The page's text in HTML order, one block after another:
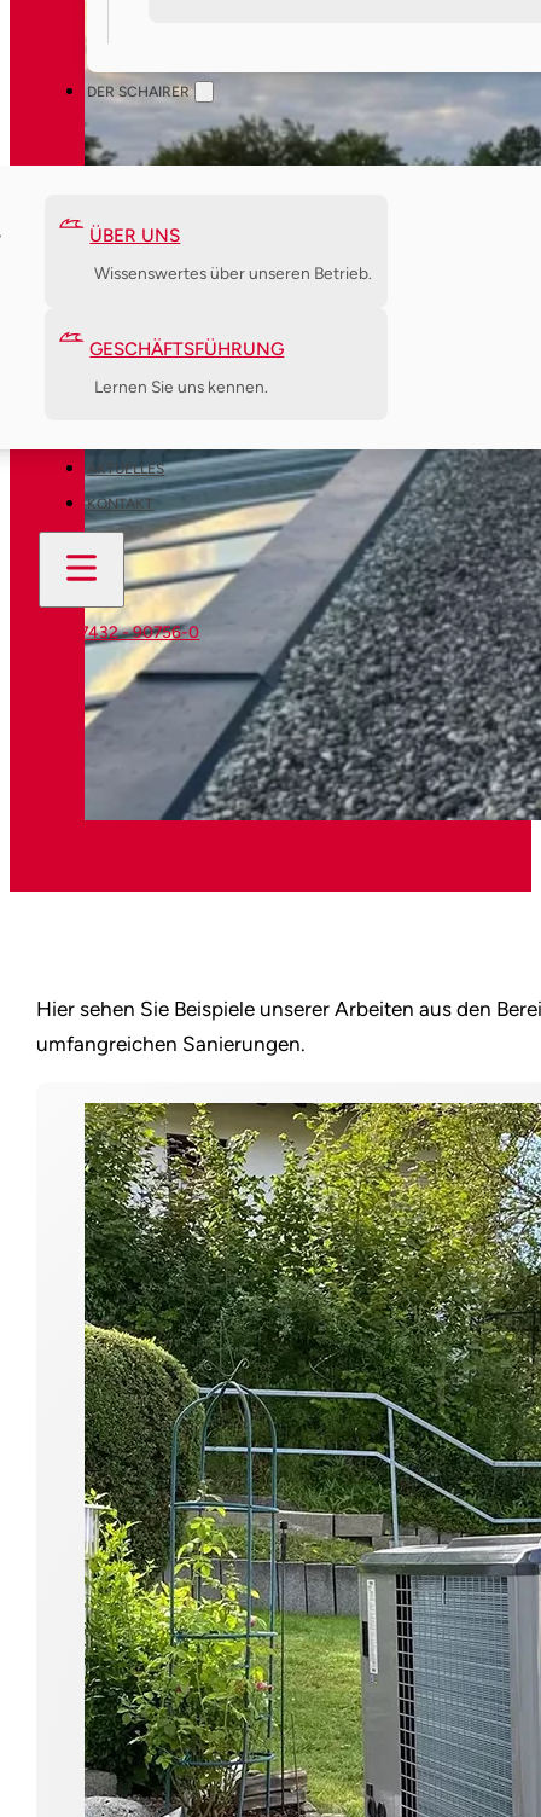
DER SCHAIRER
ÜBER UNS
Wissenswertes über unseren Betrieb.
GESCHÄFTSFÜHRUNG
Lernen Sie uns kennen.
AKTUELLES
KONTAKT
07432 - 90756-0
Hier sehen Sie Beispiele unserer Arbeiten aus den
umfangreichen Sanierungen.